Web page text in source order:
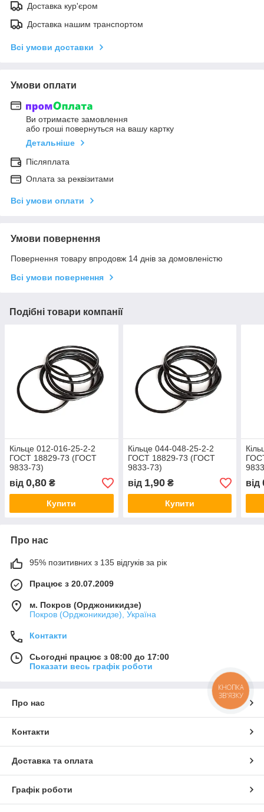
Доставка кур'єром
Доставка нашим транспортом
Всі умови доставки
Умови оплати
Ви отримаєте замовлення
або гроші повернуться на вашу картку
Детальніше
Післяплата
Оплата за реквізитами
Всі умови оплати
Умови повернення
Повернення товару впродовж 14 днів за домовленістю
Всі умови повернення
Подібні товари компанії
Кільце 012-016-25-2-2
ГОСТ 18829-73 (ГОСТ
9833-73)
від 0,80 ₴
Купити
Кільце 044-048-25-2-2
ГОСТ 18829-73 (ГОСТ
9833-73)
від 1,90₴
Купити
від
Про нас
95% позитивних з 135 відгуків за рік
Працює з 20.07.2009
м. Покров (Орджоникидзе)
Покров (Орджоникидзе), Україна
Контакти
Сьогодні працює з 08:00 до 17:00
Показати весь графік роботи
Про нас
Контакти
Доставка та оплата
Графік роботи
КНОПКА
ЗВ'ЯЗКУ